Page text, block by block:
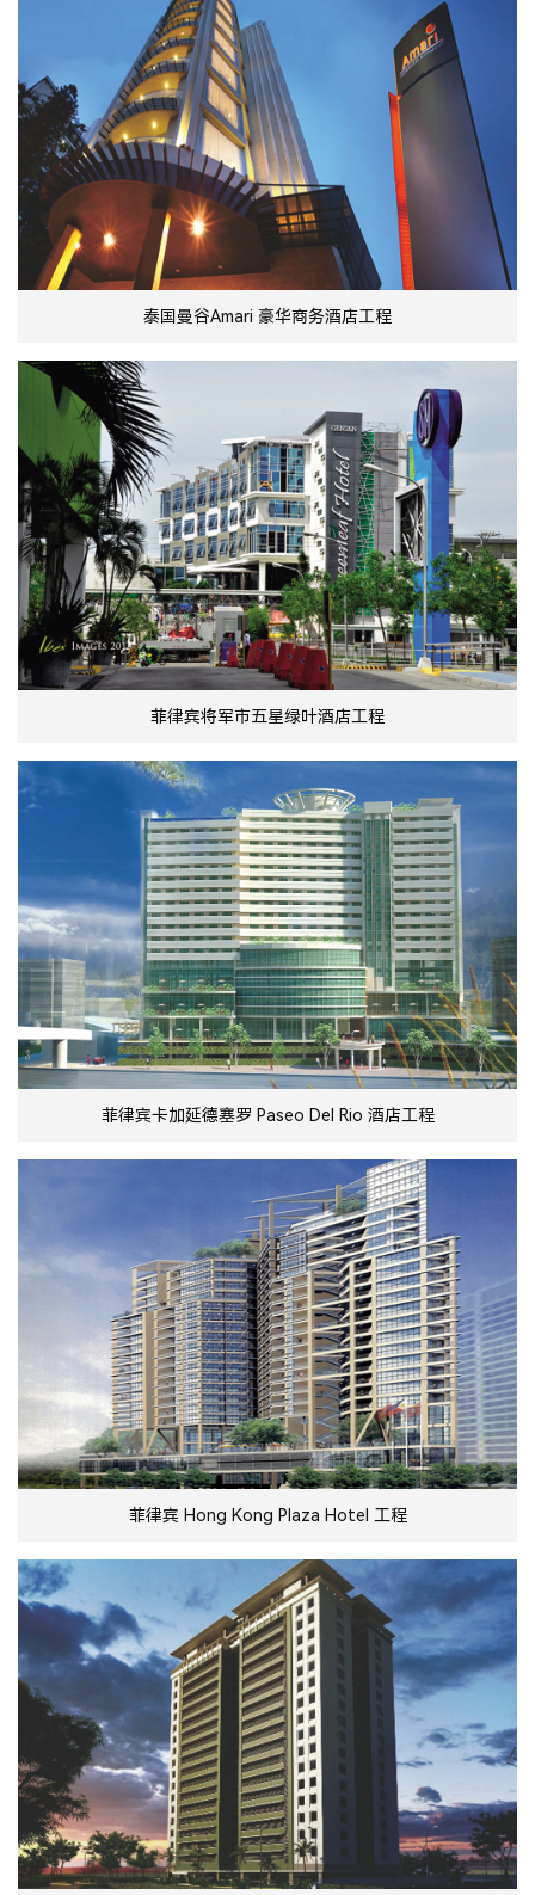
泰国曼谷Amari 豪华商务酒店工程
菲律宾将军市五星绿叶酒店工程
菲律宾卡加延德塞罗 Paseo Del Rio 酒店工程
菲律宾 Hong Kong Plaza Hotel 工程